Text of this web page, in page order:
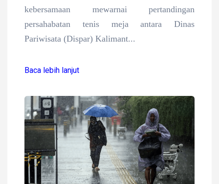
kebersamaan mewarnai pertandingan
persahabatan tenis meja antara Dinas
Pariwisata (Dispar) Kalimant...
Baca lebih lanjut